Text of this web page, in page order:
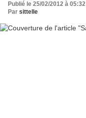
Publié le 25/02/2012 à 05:32
Par sittelle